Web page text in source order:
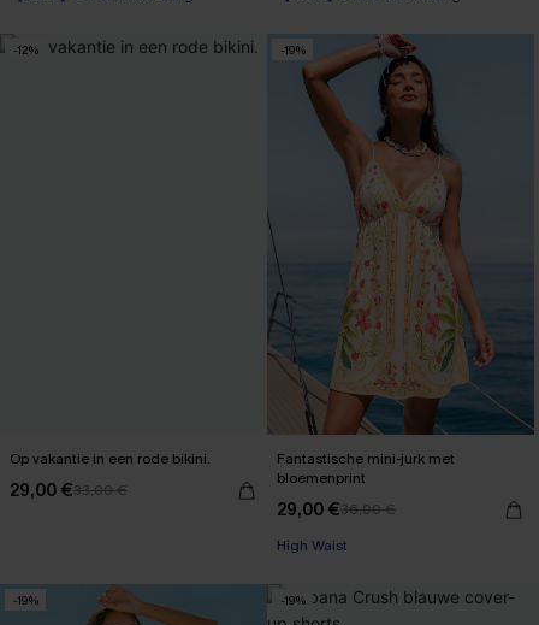
-12%
Op vakantie in een rode bikini.
29,00 €33,00 €
-19%
Fantastische mini-jurk met
bloemenprint
29,00 €36,00 €
High Waist
-19% -19%